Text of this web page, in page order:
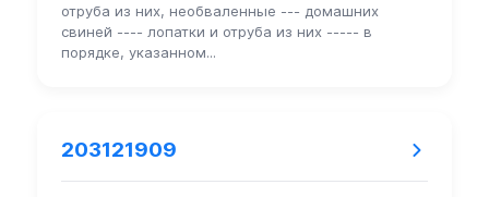
отруба из них, необваленные --- домашних
свиней ---- лопатки и отруба из них ----- в
порядке, указанном...
203121909